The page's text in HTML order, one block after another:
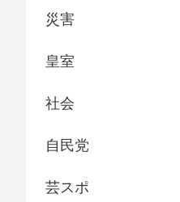
災害
皇室
社会
自民党
芸スポ